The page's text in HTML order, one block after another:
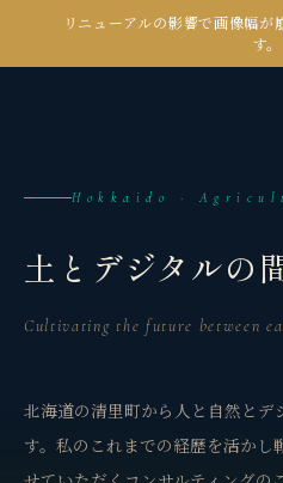
リニューアルの影響で画像幅が
す。
kanseian
Hokkaido ·
土とデジタルの
Cultivating the future between
北海道の清里町から人と自然とデ
す。私のこれまでの経歴を活かし